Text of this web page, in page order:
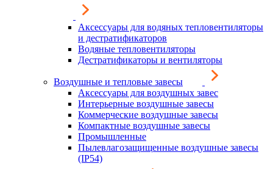
Аксессуары для водяных тепловентиляторы
и дестратификаторов
Водяные тепловентиляторы
Дестратификаторы и вентиляторы
Воздушные и тепловые завесы
Аксессуары для воздушных завес
Интерьерные воздушные завесы
Коммерческие воздушные завесы
Компактные воздушные завесы
Промышленные
Пылевлагозащищенные воздушные завесы
(IP54)